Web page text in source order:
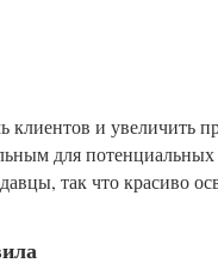
клиентов и увеличить
для
так что красиво